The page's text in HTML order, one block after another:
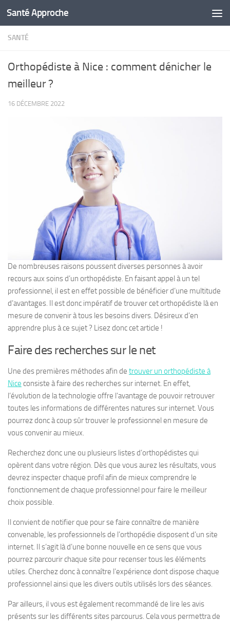
Skip to content
Santé Approche
SANTÉ
Orthopédiste à Nice : comment dénicher le
meilleur ?
16 DÉCEMBRE 2022
De nombreuses raisons poussent diverses personnes à avoir
recours aux soins d’un orthopédiste. En faisant appel à un tel
professionnel, il est en effet possible de bénéficier d’une multitude
d’avantages. Il est donc impératif de trouver cet orthopédiste là en
mesure de convenir à tous les besoins divers. Désireux d’en
apprendre plus à ce sujet ? Lisez donc cet article !
Faire des recherches sur le net
Une des premières méthodes afin de trouver un orthopédiste à
Nice consiste à faire des recherches sur internet. En effet,
l’évolution de la technologie offre l’avantage de pouvoir retrouver
toutes les informations de différentes natures sur internet. Vous
pourrez donc à coup sûr trouver le professionnel en mesure de
vous convenir au mieux.
Recherchez donc une ou plusieurs listes d’orthopédistes qui
opèrent dans votre région. Dès que vous aurez les résultats, vous
devrez inspecter chaque profil afin de mieux comprendre le
fonctionnement de chaque professionnel pour faire le meilleur
choix possible.
Il convient de notifier que pour se faire connaître de manière
convenable, les professionnels de l’orthopédie disposent d’un site
internet. Il s’agit là d’une bonne nouvelle en ce sens que vous
pourrez parcourir chaque site pour recenser tous les éléments
utiles. Cherchez donc à connaître l’expérience dont dispose chaque
professionnel ainsi que les divers outils utilisés lors des séances.
Par ailleurs, il vous est également recommandé de lire les avis
présents sur les différents sites parcourus. Cela vous permettra de